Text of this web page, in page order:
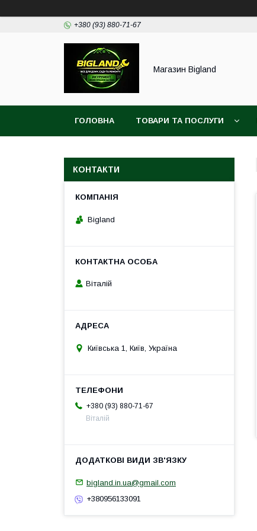
+380 (93) 880-71-67
Магазин Bigland
ГОЛОВНА ТОВАРИ ТА ПОСЛУГИ
КОНТАКТИ
Bigland
Віталій
Київська 1, Київ, Україна
+380 (93) 880-71-67
Віталій
bigland.in.ua@gmail.com
+380956133091